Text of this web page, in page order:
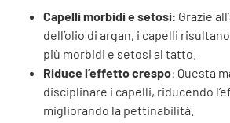
Capelli morbidi e setosi: Grazie
dell’olio di argan, i capelli
più morbidi e setosi al tatto.
Riduce l’effetto crespo: Questa
disciplinare i capelli, riducendo
migliorando la pettinabilità.